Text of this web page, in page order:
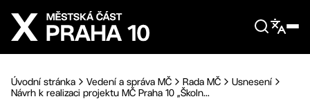
Přejít na hlavní obsah
Úvodní stránka Vedení a správa MČ Rada MČ
Usnesení
Návrh k realizaci projektu MČ Praha 10 „Školn...